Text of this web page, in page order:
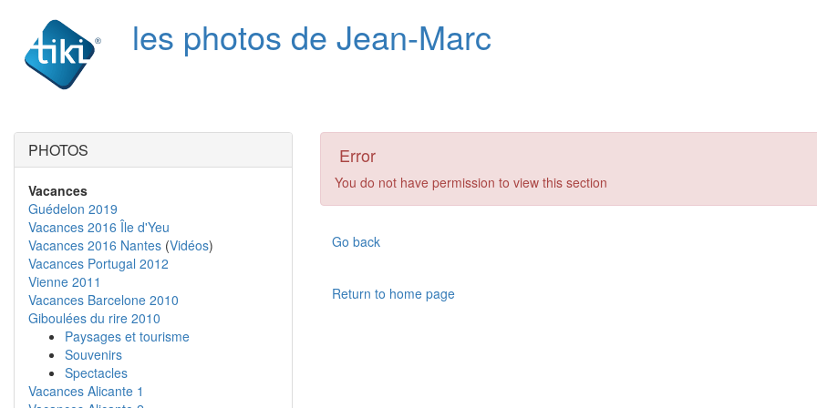
les photos de Jean-Marc
Error
You do not have permission to view this section
Go back
Return to home page
PHOTOS
Vacances
Guédelon 2019
Vacances 2016 Île d'Yeu
Vacances 2016 Nantes (Vidéos)
Vacances Portugal 2012
Vienne 2011
Vacances Barcelone 2010
Giboulées du rire 2010
Paysages et tourisme
Souvenirs
Spectacles
Vacances Alicante 1